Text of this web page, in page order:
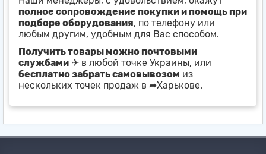
полное сопровождение покупки и помощь при
подборе оборудования, по телефону или
любым другим, удобным для Вас способом.
Получить товары можно почтовыми
службами ✈ в любой точке Украины, или
бесплатно забрать самовывозом из
нескольких точек продаж в ➦Харькове.